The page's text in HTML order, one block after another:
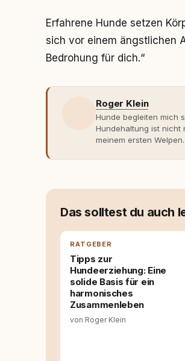
Erfahrene Hunde setzen
sich vor einem ängstlichen
Bedrohung für dich.“
Roger Klein
Hunde begleiten mich
Hundehaltung ist nicht
meinem ersten
Erfahrung entsteht
Das solltest du auch
RATGEBER
Tipps zur
Hundeerziehung: Eine
solide Basis für ein
harmonisches
Zusammenleben
von Roger Klein